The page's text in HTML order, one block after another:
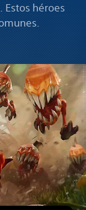
Estos héroes